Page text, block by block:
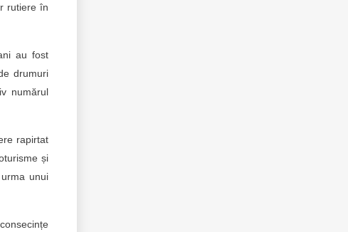
rutiere în
au fost
drumuri
numărul
rapirtat
și
unui